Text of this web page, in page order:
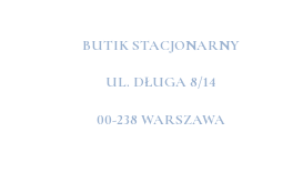
BUTIK STACJONARNY
UL. DŁUGA 8/14
00-238 WARSZAWA